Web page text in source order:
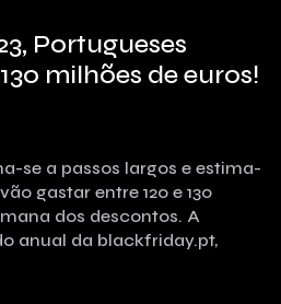
Portugueses
milhões de euros!
se a passos largos e estima-
gastar entre 120 e 130
dos descontos. A
anual da blackfriday.pt,